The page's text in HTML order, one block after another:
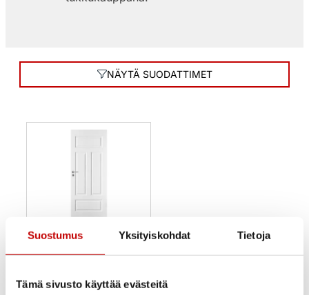
Suostumus Yksityiskohdat Tietoja
Tämä sivusto käyttää evästeitä
NÄYTÄ SUODATTIMET
Kevytpeiliovi 4-peilinen
115,00€– 130,00€ (alv